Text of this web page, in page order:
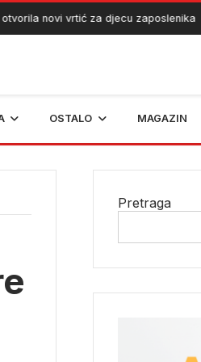
novi vrtić za djecu zaposlenika
OSTALO MAGAZIN
Pretraga